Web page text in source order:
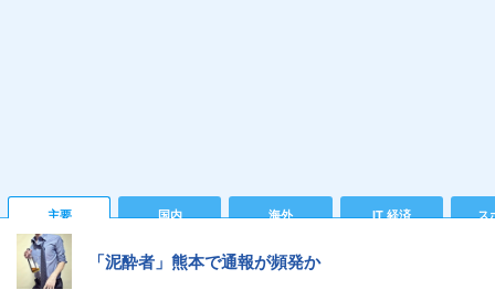
主要 国内 海外 IT 経済 ス
「泥酔者」熊本で通報が頻発か